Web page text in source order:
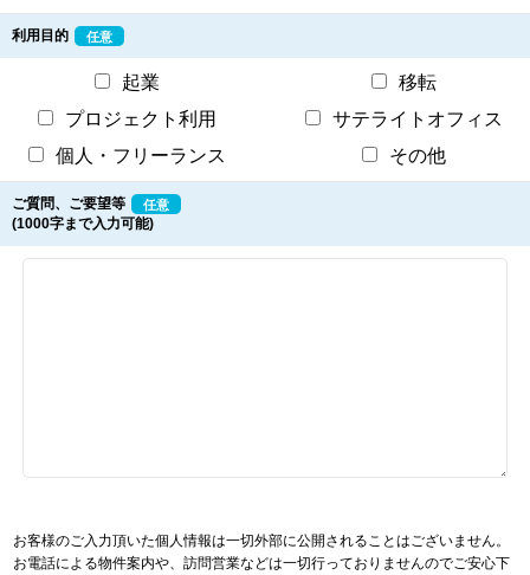
利用目的 任意
起業
移転
プロジェクト利用
サテライトオフィス
個人・フリーランス
その他
ご質問、ご要望等 任意
(1000字まで入力可能)
お客様のご入力頂いた個人情報は一切外部に公開されることはございません。
お電話による物件案内や、訪問営業などは一切行っておりませんのでご安心下